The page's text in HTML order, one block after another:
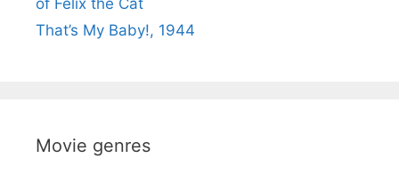
of Felix the Cat
That’s My Baby!, 1944
Movie genres